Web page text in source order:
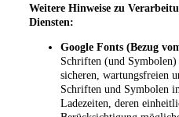
Weitere Hinweise zu
Diensten:
Google Fonts (Bezug
Schriften (und
sicheren, wartungsfreien
Schriften und Symbolen
Ladezeiten, deren